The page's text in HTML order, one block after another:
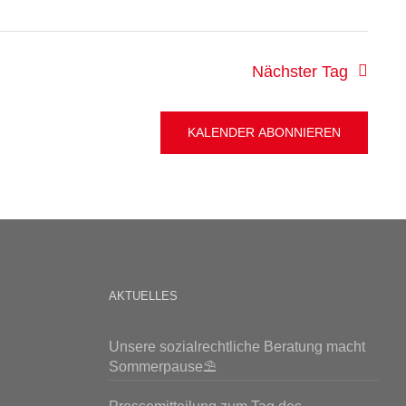
Nächster Tag
KALENDER ABONNIEREN
AKTUELLES
Unsere sozialrechtliche Beratung macht
Sommerpause⛱️